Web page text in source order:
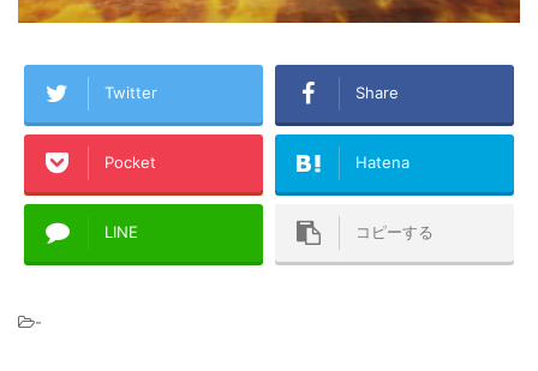
Twitter Share
Pocket Hatena
LINE コピーする
-